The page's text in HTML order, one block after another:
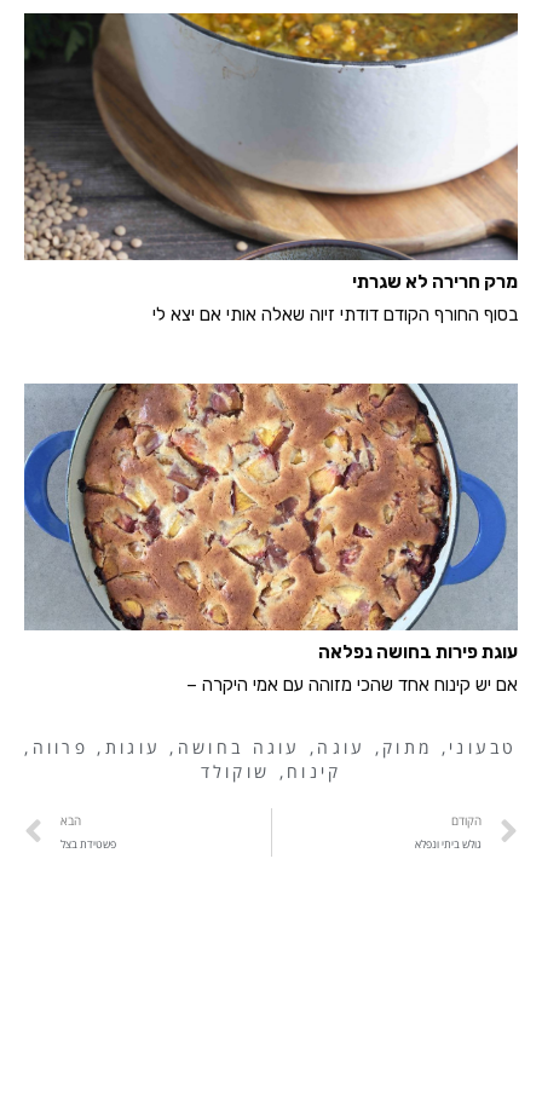
מרק חרירה לא שגרתי
בסוף החורף הקודם דודתי זיוה שאלה אותי אם יצא לי
עוגת פירות בחושה נפלאה
אם יש קינוח אחד שהכי מזוהה עם אמי היקרה –
טבעוני , מתוק , עוגה , עוגה בחושה , עוגות , פרווה ,
קינוח , שוקולד
הקודם
גולש ביתי ונפלא
הבא
פשטידת בצל